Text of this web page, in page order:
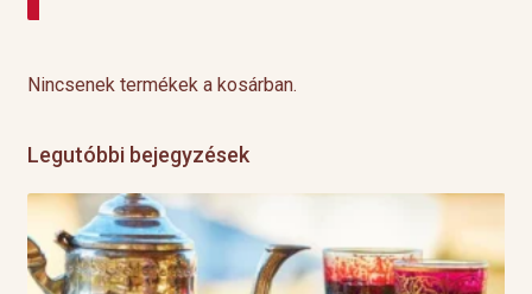
Nincsenek termékek a kosárban.
Legutóbbi bejegyzések